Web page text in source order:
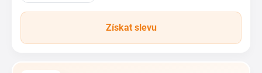
Získat slevu